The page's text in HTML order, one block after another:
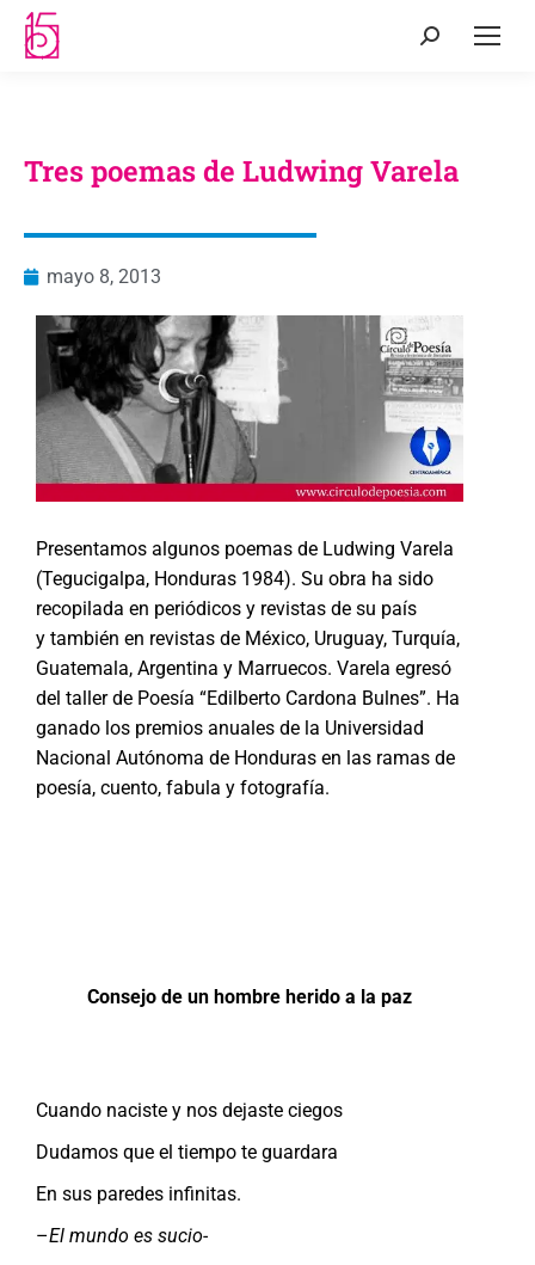
Tres poemas de Ludwing Varela
mayo 8, 2013
Presentamos algunos poemas de Ludwing Varela
(Tegucigalpa, Honduras 1984). Su obra ha sido
recopilada en periódicos y revistas de su país
y también en revistas de México, Uruguay, Turquía,
Guatemala, Argentina y Marruecos. Varela egresó
del taller de Poesía “Edilberto Cardona Bulnes”. Ha
ganado los premios anuales de la Universidad
Nacional Autónoma de Honduras en las ramas de
poesía, cuento, fabula y fotografía.
Consejo de un hombre herido a la paz
Cuando naciste y nos dejaste ciegos
Dudamos que el tiempo te guardara
En sus paredes infinitas.
–El mundo es sucio-